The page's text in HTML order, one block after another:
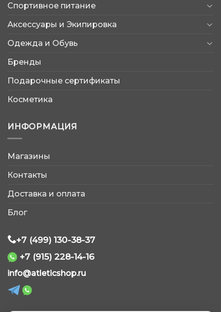
Спортивное питание
Аксессуары и Экипировка
Одежда и Обувь
Бренды
Подарочные сертификаты
Косметика
ИНФОРМАЦИЯ
Магазины
Контакты
Доставка и оплата
Блог
+7 (499) 130-38-37
+7 (915) 228-14-16
info@atleticshop.ru